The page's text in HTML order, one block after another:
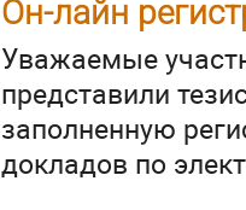
Он-лайн
Уважаемые
представили
заполненную
докладов по